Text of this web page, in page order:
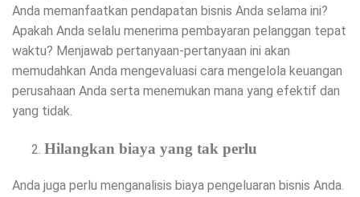
Anda memanfaatkan pendapatan bisnis Anda selama ini?
Apakah Anda selalu menerima pembayaran pelanggan tepat
waktu? Menjawab pertanyaan-pertanyaan ini akan
memudahkan Anda mengevaluasi cara mengelola keuangan
perusahaan Anda serta menemukan mana yang efektif dan
yang tidak.
Hilangkan biaya yang tak perlu
Anda juga perlu menganalisis biaya pengeluaran bisnis Anda.